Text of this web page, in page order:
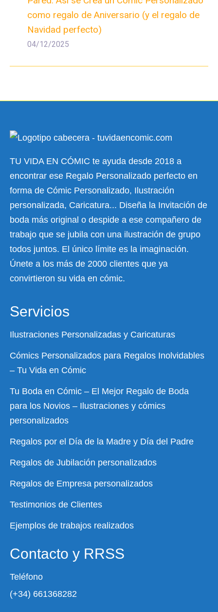
como regalo de Aniversario (y el regalo de
Navidad perfecto)
04/12/2025
TU VIDA EN CÓMIC te ayuda desde 2018 a
encontrar ese Regalo Personalizado perfecto en
forma de Cómic Personalizado, Ilustración
personalizada, Caricatura... Diseña la Invitación de
boda más original o despide a ese compañero de
trabajo que se jubila con una ilustración de grupo
todos juntos. El único límite es la imaginación.
Únete a los más de 2000 clientes que ya
convirtieron su vida en cómic.
Servicios
Ilustraciones Personalizadas y Caricaturas
Cómics Personalizados para Regalos Inolvidables
– Tu Vida en Cómic
Tu Boda en Cómic – El Mejor Regalo de Boda
para los Novios – Ilustraciones y cómics
personalizados
Regalos por el Día de la Madre y Día del Padre
Regalos de Jubilación personalizados
Regalos de Empresa personalizados
Testimonios de Clientes
Ejemplos de trabajos realizados
Contacto y RRSS
Teléfono
(+34) 661368282